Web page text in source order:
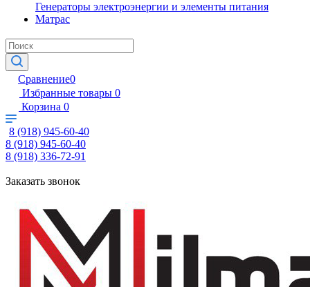
Генераторы электроэнергии и элементы питания
Матрас
Сравнение0
Избранные товары 0
Корзина 0
8 (918) 945-60-40
8 (918) 945-60-40
8 (918) 336-72-91
Заказать звонок